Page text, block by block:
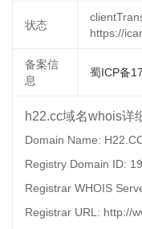
状态
https://
备案信
息
蜀ICP备
h22.cc域名whois详
Domain Name:
Registry Domain ID:
Registrar WHOIS
Registrar URL: http://